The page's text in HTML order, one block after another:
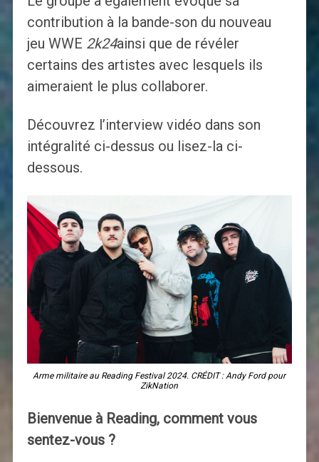
contribution à la bande-son du nouveau
jeu WWE 2k24ainsi que de révéler
certains des artistes avec lesquels ils
aimeraient le plus collaborer.
Découvrez l’interview vidéo dans son
intégralité ci-dessus ou lisez-la ci-
dessous.
Arme militaire au Reading Festival 2024. CRÉDIT : Andy Ford pour
ZikNation
Bienvenue à Reading, comment vous
sentez-vous ?